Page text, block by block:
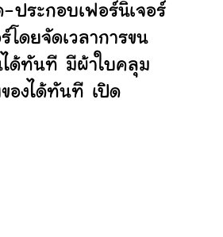
ประกอบเฟอร์นิเจอร์
โดยจัดเวลาการขน
ได้ทันที มีผ้าใบคลุม
องได้ทันที เปิด